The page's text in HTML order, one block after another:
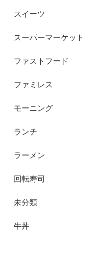
スイーツ
スーパーマーケット
ファストフード
ファミレス
モーニング
ランチ
ラーメン
回転寿司
未分類
牛丼